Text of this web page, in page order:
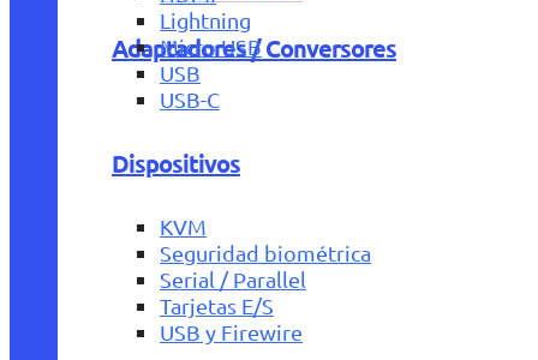
Adaptadores / Conversores
Lightning
Micro USB
USB
USB-C
Dispositivos
KVM
Seguridad biométrica
Serial / Parallel
Tarjetas E/S
USB y Firewire